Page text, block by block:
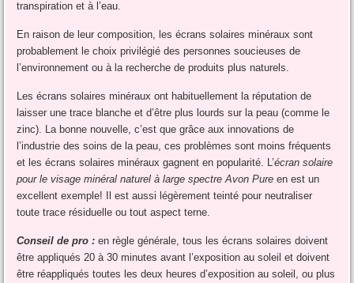
transpiration et à l’eau.
En raison de leur composition, les écrans solaires minéraux sont
probablement le choix privilégié des personnes soucieuses de
l’environnement ou à la recherche de produits plus naturels.
Les écrans solaires minéraux ont habituellement la réputation de
laisser une trace blanche et d’être plus lourds sur la peau (comme le
zinc). La bonne nouvelle, c’est que grâce aux innovations de
l’industrie des soins de la peau, ces problèmes sont moins fréquents
et les écrans solaires minéraux gagnent en popularité. L’écran solaire
pour le visage minéral naturel à large spectre Avon Pure en est un
excellent exemple! Il est aussi légèrement teinté pour neutraliser
toute trace résiduelle ou tout aspect terne.
Conseil de pro : en règle générale, tous les écrans solaires doivent
être appliqués 20 à 30 minutes avant l’exposition au soleil et doivent
être réappliqués toutes les deux heures d’exposition au soleil, ou plus